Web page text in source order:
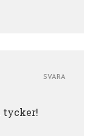
tycker!
SVARA